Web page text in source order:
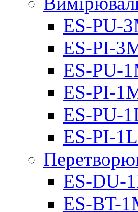
ES-PU-
ES-PI-
ES-PU-
ES-PI-
ES-PU-
ES-PI-1L
ES-DU-
ES-BT-